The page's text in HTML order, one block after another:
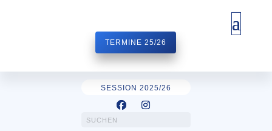
TERMINE 25/26
SESSION 2025/26